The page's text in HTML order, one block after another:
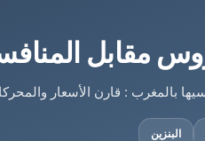
البنزين